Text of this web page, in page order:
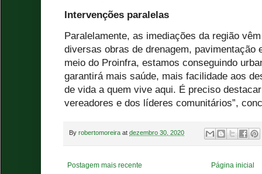
Intervenções paralelas
Paralelamente, as imediações da região
diversas obras de drenagem, pavimentação
meio do Proinfra, estamos conseguindo
garantirá mais saúde, mais facilidade aos
de vida a quem vive aqui. É preciso
vereadores e dos líderes comunitários”,
By robertomoreira at dezembro 30, 2020
Postagem mais recente Página inicial